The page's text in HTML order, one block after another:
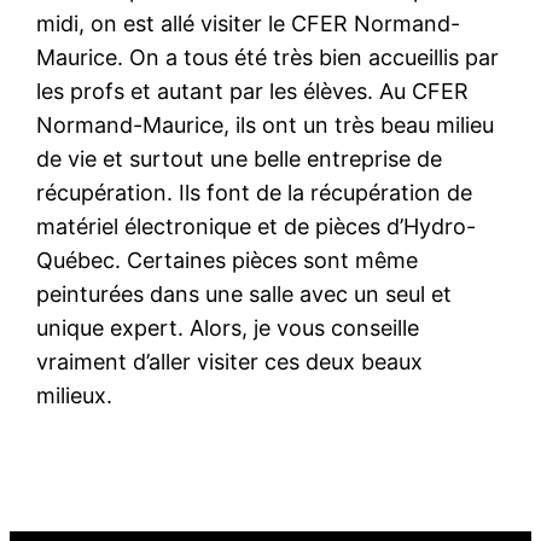
midi, on est allé visiter le CFER Normand-
Maurice. On a tous été très bien accueillis par
les profs et autant par les élèves. Au CFER
Normand-Maurice, ils ont un très beau milieu
de vie et surtout une belle entreprise de
récupération. Ils font de la récupération de
matériel électronique et de pièces d’Hydro-
Québec. Certaines pièces sont même
peinturées dans une salle avec un seul et
unique expert. Alors, je vous conseille
vraiment d’aller visiter ces deux beaux
milieux.